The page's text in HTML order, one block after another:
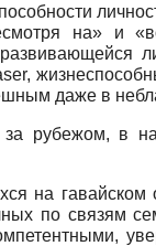
на» и
даже в
рубежом, в
на
по связям